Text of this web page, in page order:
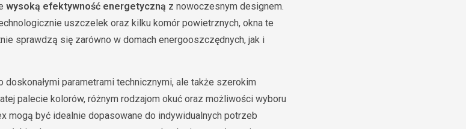
wysoką efektywność energetyczną z nowoczesnym designem.
uszczelek oraz kilku komór powietrznych, okna te
sprawdzą się zarówno w domach energooszczędnych, jak i
parametrami technicznymi, ale także szerokim
palecie kolorów, różnym rodzajom okuć oraz możliwości wyboru
mogą być idealnie dopasowane do indywidualnych potrzeb